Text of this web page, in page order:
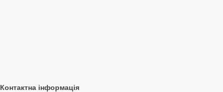
Контактна інформація